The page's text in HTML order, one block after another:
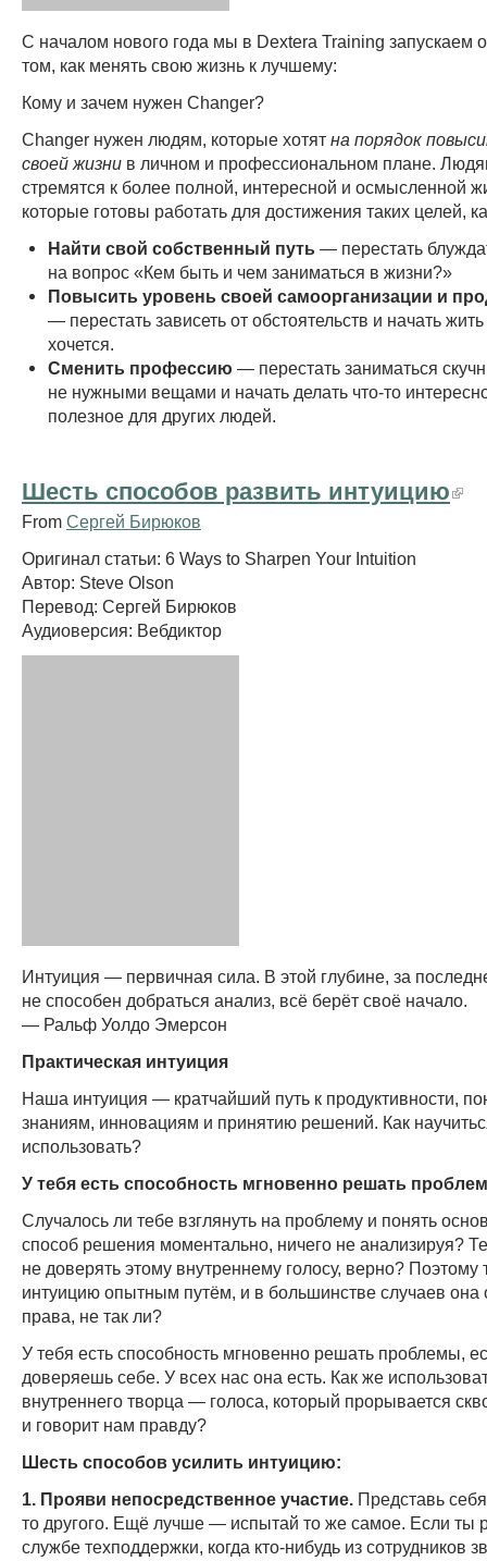
С началом нового года мы в Dextera Training запускаем
том, как менять свою жизнь к лучшему:
Кому и зачем нужен Changer?
Changer нужен людям, которые хотят на порядок
своей жизни в личном и профессиональном плане.
стремятся к более полной, интересной и осмысленной
которые готовы работать для достижения таких целей,
Найти свой собственный путь — перестать
на вопрос «Кем быть и чем заниматься в жизни?»
Повысить уровень своей самоорганизации и
— перестать зависеть от обстоятельств и начать
хочется.
Сменить профессию — перестать заниматься
не нужными вещами и начать делать что-то
полезное для других людей.
Шесть способов развить интуицию
From Сергей Бирюков
Оригинал статьи: 6 Ways to Sharpen Your Intuition
Автор: Steve Olson
Перевод: Сергей Бирюков
Аудиоверсия: Вебдиктор
Интуиция — первичная сила. В этой глубине, за
не способен добраться анализ, всё берёт своё начало.
— Ральф Уолдо Эмерсон
Практическая интуиция
Наша интуиция — кратчайший путь к продуктивности,
знаниям, инновациям и принятию решений. Как
использовать?
У тебя есть способность мгновенно решать
Случалось ли тебе взглянуть на проблему и понять
способ решения моментально, ничего не анализируя?
не доверять этому внутреннему голосу, верно?
интуицию опытным путём, и в большинстве случаев она
права, не так ли?
У тебя есть способность мгновенно решать проблемы,
доверяешь себе. У всех нас она есть. Как же
внутреннего творца — голоса, который прорывается
и говорит нам правду?
Шесть способов усилить интуицию:
1. Прояви непосредственное участие. Представь
то другого. Ещё лучше — испытай то же самое. Если ты
службе техподдержки, когда кто-нибудь из сотрудников